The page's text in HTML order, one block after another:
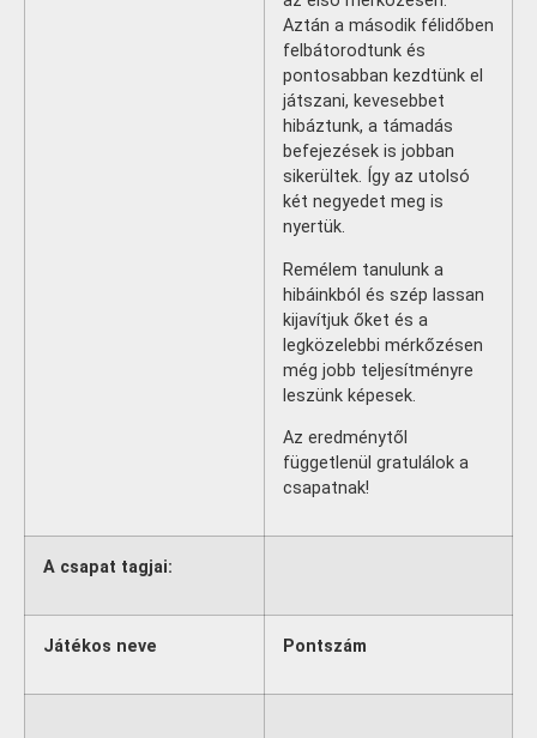
Aztán a második félidőben
felbátorodtunk és
pontosabban kezdtünk el
játszani, kevesebbet
hibáztunk, a támadás
befejezések is jobban
sikerültek. Így az utolsó
két negyedet meg is
nyertük.
Remélem tanulunk a
hibáinkból és szép lassan
kijavítjuk őket és a
legközelebbi mérkőzésen
még jobb teljesítményre
leszünk képesek.
Az eredménytől
függetlenül gratulálok a
csapatnak!
A csapat tagjai:
Játékos neve Pontszám